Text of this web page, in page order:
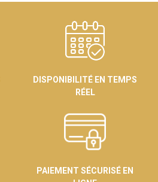
DISPONIBILITÉ EN TEMPS
RÉEL
PAIEMENT SÉCURISÉ EN